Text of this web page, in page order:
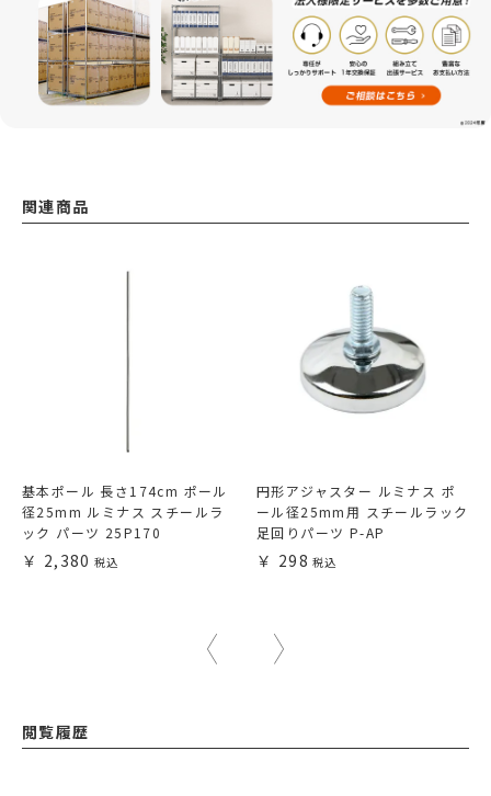
関連商品
基本ポール 長さ174cm ポール
径25mm ルミナス スチールラ
ック パーツ 25P170
2,380
円形アジャスター ルミナス ポ
ール径25mm用 スチールラック
足回りパーツ P-AP
298
閲覧履歴